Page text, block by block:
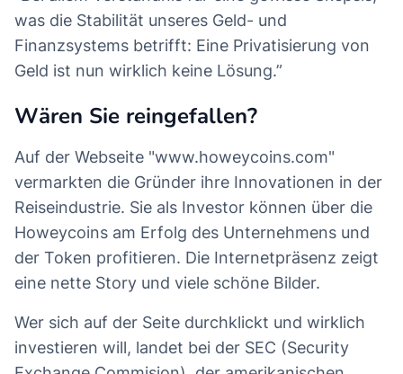
was die Stabilität unseres Geld- und
Finanzsystems betrifft: Eine Privatisierung von
Geld ist nun wirklich keine Lösung.”
Wären Sie reingefallen?
Auf der Webseite "www.howeycoins.com"
vermarkten die Gründer ihre Innovationen in der
Reiseindustrie. Sie als Investor können über die
Howeycoins am Erfolg des Unternehmens und
der Token profitieren. Die Internetpräsenz zeigt
eine nette Story und viele schöne Bilder.
Wer sich auf der Seite durchklickt und wirklich
investieren will, landet bei der SEC (Security